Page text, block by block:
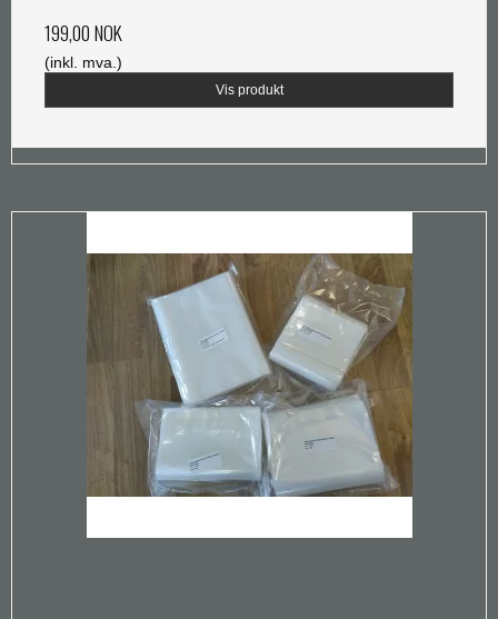
199,00 NOK
(inkl. mva.)
Vis produkt